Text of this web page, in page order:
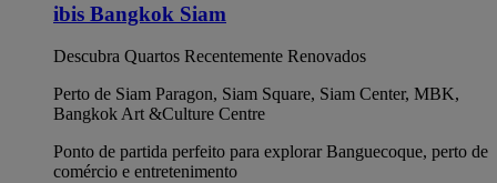
ibis Bangkok Siam
Descubra Quartos Recentemente Renovados
Perto de Siam Paragon, Siam Square, Siam Center, MBK,
Bangkok Art &Culture Centre
Ponto de partida perfeito para explorar Banguecoque, perto de
comércio e entretenimento